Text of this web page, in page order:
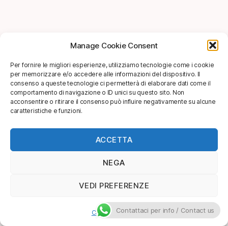
Manage Cookie Consent
Per fornire le migliori esperienze, utilizziamo tecnologie come i cookie
per memorizzare e/o accedere alle informazioni del dispositivo. Il
consenso a queste tecnologie ci permetterà di elaborare dati come il
comportamento di navigazione o ID unici su questo sito. Non
acconsentire o ritirare il consenso può influire negativamente su alcune
caratteristiche e funzioni.
ACCETTA
NEGA
VEDI PREFERENZE
Cookie PolicyContattaci per info / Contact us